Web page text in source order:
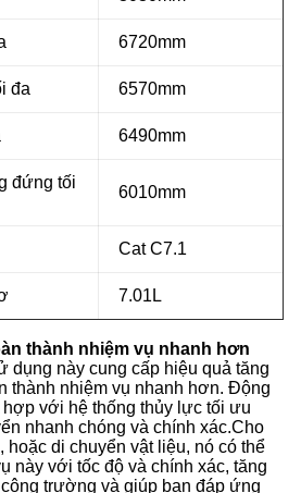
6720mm
đa 6570mm
6490mm
đứng tối
6010mm
Cat C7.1
7.01L
thành nhiệm vụ nhanh hơn
dụng này cung cấp hiệu quả tăng
thành nhiệm vụ nhanh hơn. Động
với hệ thống thủy lực tối ưu
nhanh chóng và chính xác.Cho
hoặc di chuyển vật liệu, nó có thể
này với tốc độ và chính xác, tăng
trường và giúp bạn đáp ứng